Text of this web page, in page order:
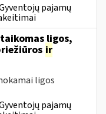
pajamų
ligos,
ir
ligos
pajamų